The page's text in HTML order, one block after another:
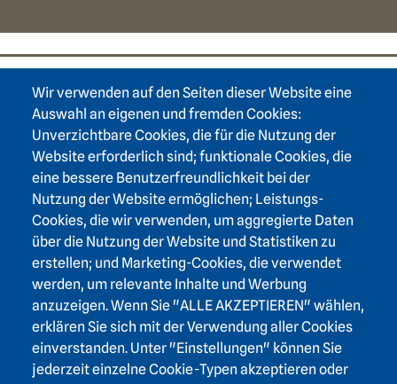
Wir verwenden auf den Seiten dieser Website eine
Auswahl an eigenen und fremden Cookies:
Unverzichtbare Cookies, die für die Nutzung der
Website erforderlich sind; funktionale Cookies, die
eine bessere Benutzerfreundlichkeit bei der
Nutzung der Website ermöglichen; Leistungs-
Cookies, die wir verwenden, um aggregierte Daten
über die Nutzung der Website und Statistiken zu
erstellen; und Marketing-Cookies, die verwendet
werden, um relevante Inhalte und Werbung
anzuzeigen. Wenn Sie "ALLE AKZEPTIEREN" wählen,
erklären Sie sich mit der Verwendung aller Cookies
einverstanden. Unter "Einstellungen" können Sie
jederzeit einzelne Cookie-Typen akzeptieren oder
Footer area one
Login Intranet
Footer area three
Heidelberger Akademie der Wissenschaften
Karlstraße 4
69117 Heidelberg
+49 6221 / 54 32 65
hadw@hadw-bw.de